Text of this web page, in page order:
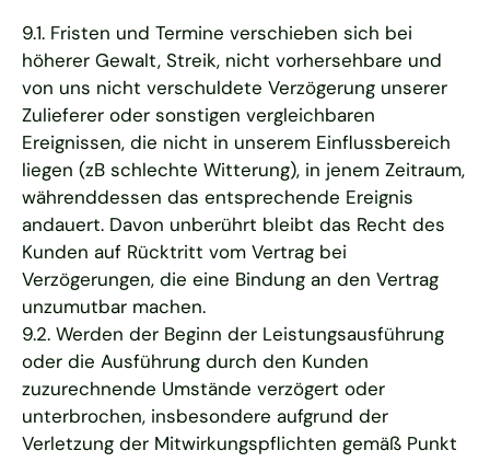
9.1. Fristen und Termine verschieben sich bei
höherer Gewalt, Streik, nicht vorhersehbare und
von uns nicht verschuldete Verzögerung unserer
Zulieferer oder sonstigen vergleichbaren
Ereignissen, die nicht in unserem Einflussbereich
liegen (zB schlechte Witterung), in jenem Zeitraum,
währenddessen das entsprechende Ereignis
andauert. Davon unberührt bleibt das Recht des
Kunden auf Rücktritt vom Vertrag bei
Verzögerungen, die eine Bindung an den Vertrag
unzumutbar machen.
9.2. Werden der Beginn der Leistungsausführung
oder die Ausführung durch den Kunden
zuzurechnende Umstände verzögert oder
unterbrochen, insbesondere aufgrund der
Verletzung der Mitwirkungspflichten gemäß Punkt